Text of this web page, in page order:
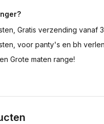
Gratis verzending vanaf
voor panty's en bh
Grote maten range!